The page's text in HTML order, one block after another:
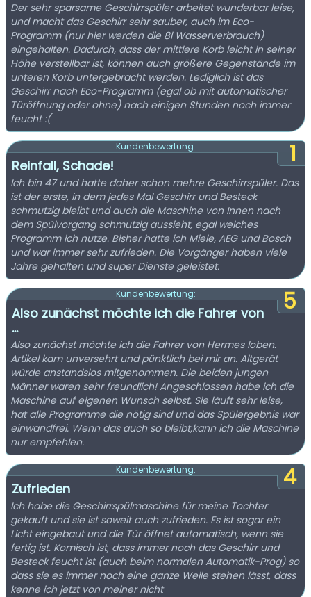
Der sehr sparsame Geschirrspüler arbeitet wunderbar leise,
und macht das Geschirr sehr sauber, auch im Eco-
Programm (nur hier werden die 8l Wasserverbrauch)
eingehalten. Dadurch, dass der mittlere Korb leicht in seiner
Höhe verstellbar ist, können auch größere Gegenstände im
unteren Korb untergebracht werden. Lediglich ist das
Geschirr nach Eco-Programm (egal ob mit automatischer
Türöffnung oder ohne) nach einigen Stunden noch immer
feucht :(
1
Kundenbewertung:
Reinfall, Schade!
Ich bin 47 und hatte daher schon mehre Geschirrspüler. Das
ist der erste, in dem jedes Mal Geschirr und Besteck
schmutzig bleibt und auch die Maschine von Innen nach
dem Spülvorgang schmutzig aussieht, egal welches
Programm ich nutze. Bisher hatte ich Miele, AEG und Bosch
und war immer sehr zufrieden. Die Vorgänger haben viele
Jahre gehalten und super Dienste geleistet.
5
Kundenbewertung:
Also zunächst möchte ich die Fahrer von
...
Also zunächst möchte ich die Fahrer von Hermes loben.
Artikel kam unversehrt und pünktlich bei mir an. Altgerät
würde anstandslos mitgenommen. Die beiden jungen
Männer waren sehr freundlich! Angeschlossen habe ich die
Maschine auf eigenen Wunsch selbst. Sie läuft sehr leise,
hat alle Programme die nötig sind und das Spülergebnis war
einwandfrei. Wenn das auch so bleibt,kann ich die Maschine
nur empfehlen.
4
Kundenbewertung:
Zufrieden
Ich habe die Geschirrspülmaschine für meine Tochter
gekauft und sie ist soweit auch zufrieden. Es ist sogar ein
Licht eingebaut und die Tür öffnet automatisch, wenn sie
fertig ist. Komisch ist, dass immer noch das Geschirr und
Besteck feucht ist (auch beim normalen Automatik-Prog) so
dass sie es immer noch eine ganze Weile stehen lässt, dass
kenne ich jetzt von meiner nicht